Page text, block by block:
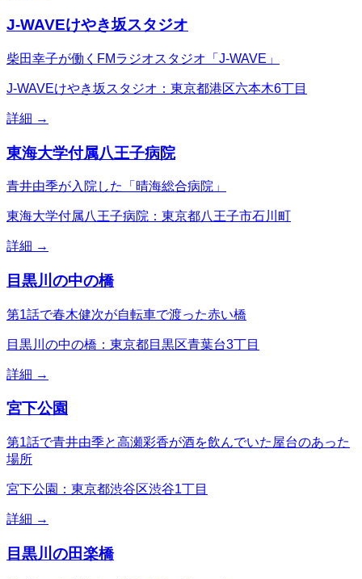
J-WAVEけやき坂スタジオ
柴田幸子が働くFMラジオスタジオ「J-WAVE」
J-WAVEけやき坂スタジオ：東京都港区六本木6丁目
詳細 →
東海大学付属八王子病院
青井由季が入院した「晴海総合病院」
東海大学付属八王子病院：東京都八王子市石川町
詳細 →
目黒川の中の橋
第1話で春木健次が自転車で渡った赤い橋
目黒川の中の橋：東京都目黒区青葉台3丁目
詳細 →
宮下公園
第1話で青井由季と高瀬彩香が酒を飲んでいた屋台のあった
場所
宮下公園：東京都渋谷区渋谷1丁目
詳細 →
目黒川の田楽橋